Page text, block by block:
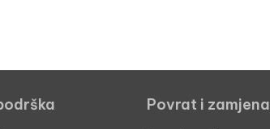
Povrat i zamjena